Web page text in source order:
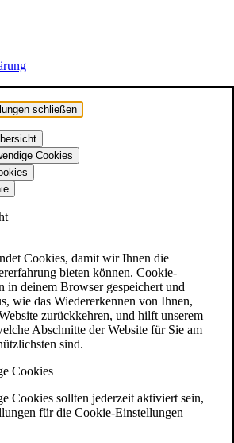
schließen
Cookies
Cookies, damit wir Ihnen die
bieten können. Cookie-
in deinem Browser gespeichert und
wie das Wiedererkennen von Ihnen,
zurückkehren, und hilft unserem
Abschnitte der Website für Sie am
sind.
Cookies
Cookies sollten jederzeit aktiviert sein,
für die Cookie-Einstellungen